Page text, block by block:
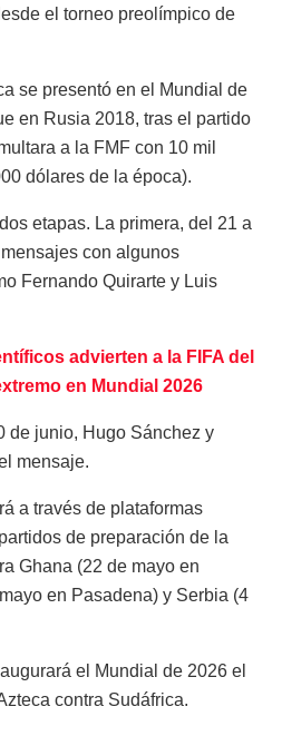
el torneo preolímpico de
se presentó en el Mundial de
en Rusia 2018, tras el partido
a la FMF con 10 mil
dólares de la época).
etapas. La primera, del 21 a
con algunos
Fernando Quirarte y Luis
advierten a la FIFA del
en Mundial 2026
de junio, Hugo Sánchez y
mensaje.
a través de plataformas
de preparación de la
Ghana (22 de mayo en
en Pasadena) y Serbia (4
el Mundial de 2026 el
contra Sudáfrica.